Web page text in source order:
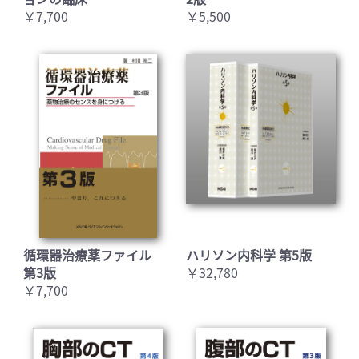
￥7,700
￥5,500
循環器治療薬ファイル
第3版
￥7,700
ハリソン内科学 第5版
￥32,780